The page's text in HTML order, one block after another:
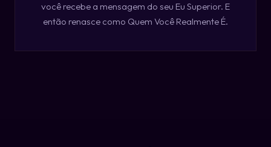
você recebe a mensagem do seu Eu Superior. E
então renasce como Quem Você Realmente É.